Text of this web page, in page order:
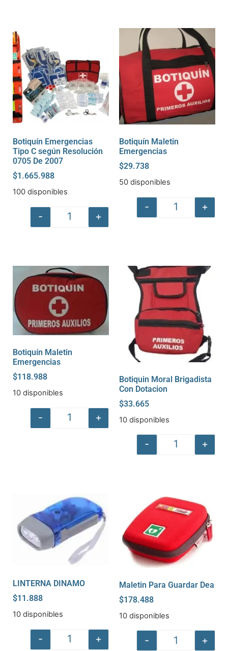
Botiquín Emergencias
Tipo C según Resolución
0705 De 2007
$1.665.988
100 disponibles
- +
Botiquín Maletin
Emergencias
$29.738
50 disponibles
- +
Botiquín Maletin
Emergencias
$118.988
10 disponibles
- +
Botiquin Moral Brigadista
Con Dotacion
$33.665
10 disponibles
- +
LINTERNA DINAMO
$11.888
10 disponibles
- +
Maletin Para Guardar Dea
$178.488
10 disponibles
- +